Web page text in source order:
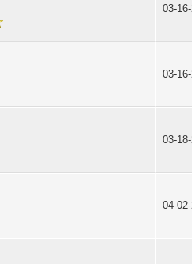
03-
03-
03-
04-